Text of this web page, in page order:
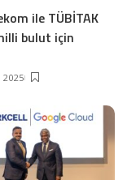
ile TÜBİTAK
bulut için
2025